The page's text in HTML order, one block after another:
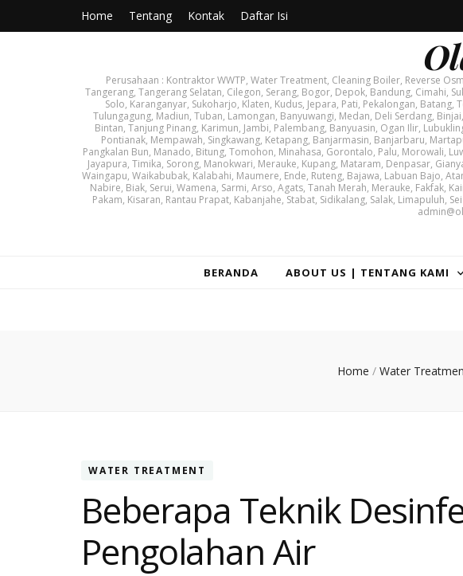
Home Tentang Kontak Daftar Isi
Perusahaan : Kontraktor WWTP, Water Treatment, Cleaning Boiler, Reverse
Tangerang, Tangerang Selatan, Cilegon, Serang, Bogor, Depok, Bandung, Cimahi,
Solo, Karanganyar, Sukoharjo, Klaten, Kudus, Jepara, Pati, Pekalongan,
Tulungagung, Madiun, Tuban, Lamongan, Banyuwangi, Medan, Deli Serdang,
Bintan, Tanjung Pinang, Karimun, Jambi, Palembang, Banyuasin, Ogan Ilir,
Pontianak, Mempawah, Singkawang, Ketapang, Banjarmasin, Banjarbaru,
Pangkalan Bun, Manado, Bitung, Tomohon, Minahasa, Gorontalo, Palu, Morowali,
Jayapura, Timika, Sorong, Manokwari, Merauke, Kupang, Mataram, Denpasar,
Waingapu, Waikabubak, Kalabahi, Maumere, Ende, Ruteng, Bajawa, Labuan Bajo,
Nabire, Biak, Serui, Wamena, Sarmi, Arso, Agats, Tanah Merah, Merauke, Fakfak,
Pakam, Kisaran, Rantau Prapat, Kabanjahe, Stabat, Sidikalang, Salak, Limapuluh,
BERANDA ABOUT US | TENTANG KAMI
Home / Water
WATER TREATMENT
Beberapa Teknik
Pengolahan Air